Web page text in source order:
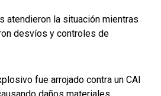
atendieron la situación mientras
desvíos y controles de
fue arrojado contra un CAI